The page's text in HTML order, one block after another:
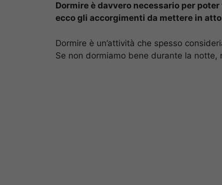
Dormire è davvero necessario per
ecco gli accorgimenti da mettere in atto
Dormire è un’attività che spesso
Se non dormiamo bene durante la